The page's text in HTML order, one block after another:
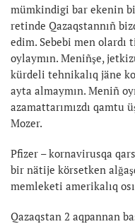
mümkindigi bar ekenin
retinde Qazaqstannıñ
edim. Sebebi men olardı
oylaymın. Meniñşe,
kürdeli tehnikalıq jäne
ayta almaymın. Meniñ
azamattarımızdı
Mozer.
Pfizer – kornavirusqa
bir nätije körsetken
memleketi amerikalıq
Qazaqstan 2 aqpannan